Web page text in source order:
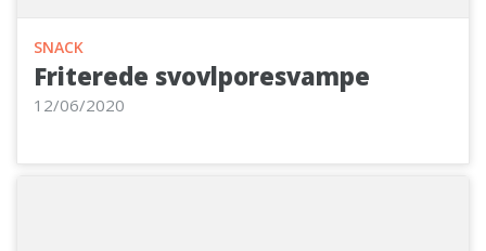
SNACK
Friterede svovlporesvampe
12/06/2020